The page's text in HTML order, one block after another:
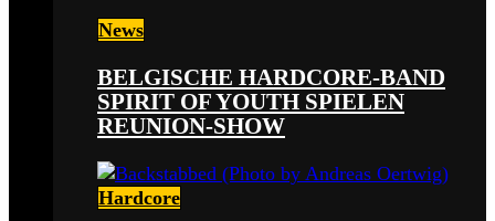
News
BELGISCHE HARDCORE-BAND
SPIRIT OF YOUTH SPIELEN
REUNION-SHOW
Hardcore